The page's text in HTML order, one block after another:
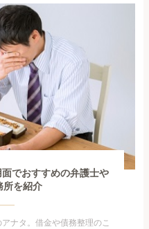
でおすすめの弁護士や
所を紹介
ナタ。借金や債務整理のこ